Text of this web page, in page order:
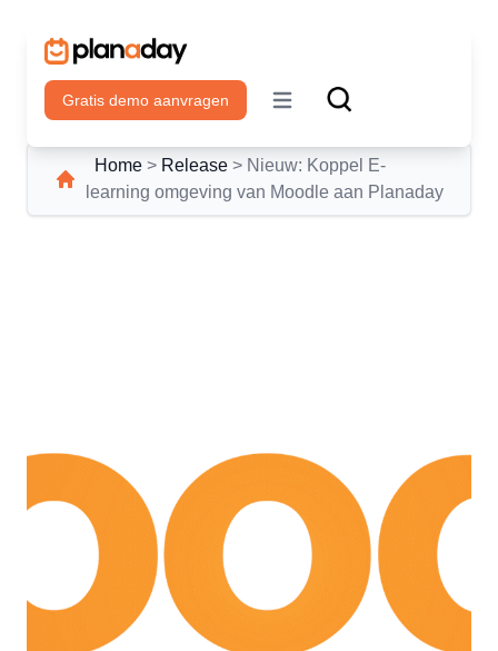
Gratis demo aanvragen
Open main menu
Home > Release > Nieuw: Koppel E-
learning omgeving van Moodle aan Planaday